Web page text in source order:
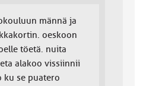
männä ja
oeskoon
töetä. nuita
alakoo vissiinnii
se puatero